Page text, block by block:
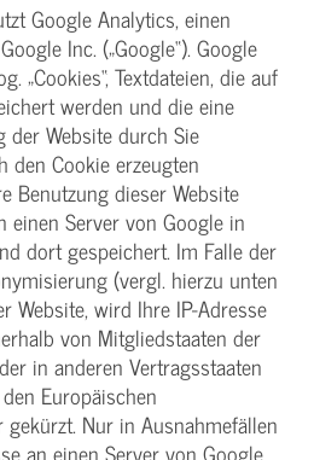
Google Analytics, einen
Inc. („Google“). Google
„Cookies“, Textdateien, die auf
werden und die eine
der Website durch Sie
den Cookie erzeugten
Benutzung dieser Website
einen Server von Google in
dort gespeichert. Im Falle der
(vergl. hierzu unten
Website, wird Ihre IP-Adresse
von Mitgliedstaaten der
in anderen Vertragsstaaten
Europäischen
Nur in Ausnahmefällen